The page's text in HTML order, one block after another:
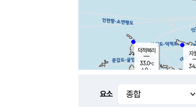
자
덕적북리
33.0℃
4.0m/s
요소